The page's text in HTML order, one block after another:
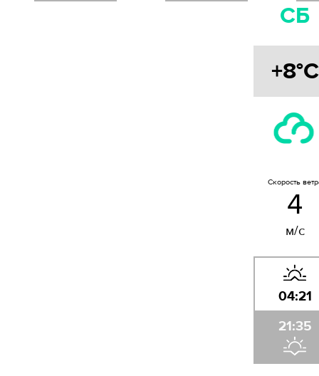
СБ
+8°C
Скорость
4
м/с
04:21
21:35